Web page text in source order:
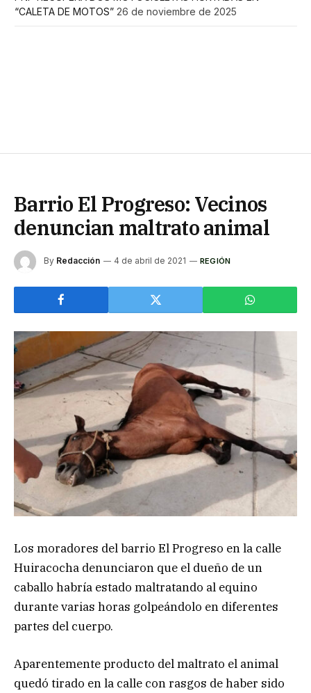
“CALETA DE MOTOS” 26 de noviembre de 2025
Barrio El Progreso: Vecinos
denuncian maltrato animal
By Redacción 4 de abril de 2021 REGIÓN
Los moradores del barrio El Progreso en la calle
Huiracocha denunciaron que el dueño de un
caballo habría estado maltratando al equino
durante varias horas golpeándolo en diferentes
partes del cuerpo.
Aparentemente producto del maltrato el animal
quedó tirado en la calle con rasgos de haber sido